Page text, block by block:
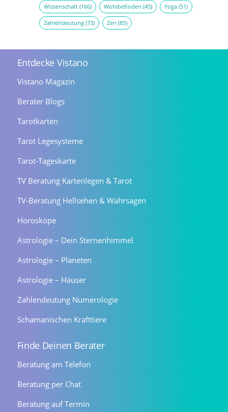
Wissenschaft(166) Wohlbefinden (45) Yoga(51)
Zahlendeutung(73) Zen (85)
Entdecke Vistano
Vistano Magazin
Berater Blogs
Tarotkarten
Tarot Legesysteme
Tarot-Tageskarte
TV Beratung Kartenlegen & Tarot
TV-Beratung Hellsehen & Wahrsagen
Horoskope
Astrologie – Dein Sternenhimmel
Astrologie – Planeten
Astrologie – Häuser
Zahlendeutung Numerologie
Schamanischen Krafttiere
Finde Deinen Berater
Beratung am Telefon
Beratung per Chat
Beratung auf Termin